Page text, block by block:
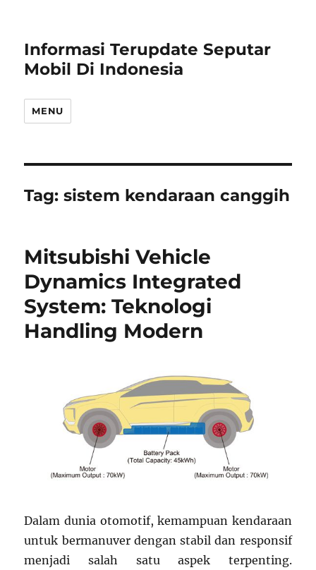
Informasi Terupdate Seputar
Mobil Di Indonesia
MENU
Tag:sistem kendaraan canggih
Mitsubishi Vehicle
Dynamics Integrated
System: Teknologi
Handling Modern
Dalam dunia otomotif, kemampuan kendaraan
untuk bermanuver dengan stabil dan responsif
menjadi salah satu aspek terpenting.